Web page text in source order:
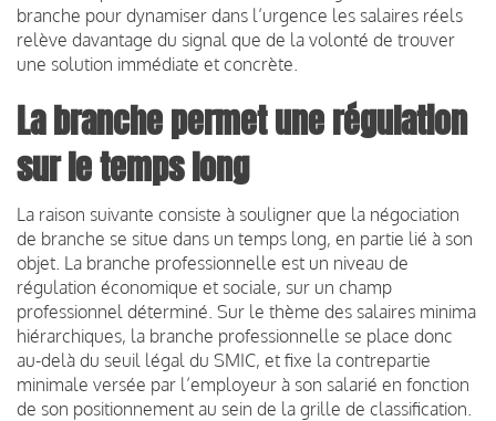
branche pour dynamiser dans l’urgence les salaires réels
relève davantage du signal que de la volonté de trouver
une solution immédiate et concrète.
La branche permet une régulation
sur le temps long
La raison suivante consiste à souligner que la négociation
de branche se situe dans un temps long, en partie lié à son
objet. La branche professionnelle est un niveau de
régulation économique et sociale, sur un champ
professionnel déterminé. Sur le thème des salaires minima
hiérarchiques, la branche professionnelle se place donc
au-delà du seuil légal du SMIC, et fixe la contrepartie
minimale versée par l’employeur à son salarié en fonction
de son positionnement au sein de la grille de classification.